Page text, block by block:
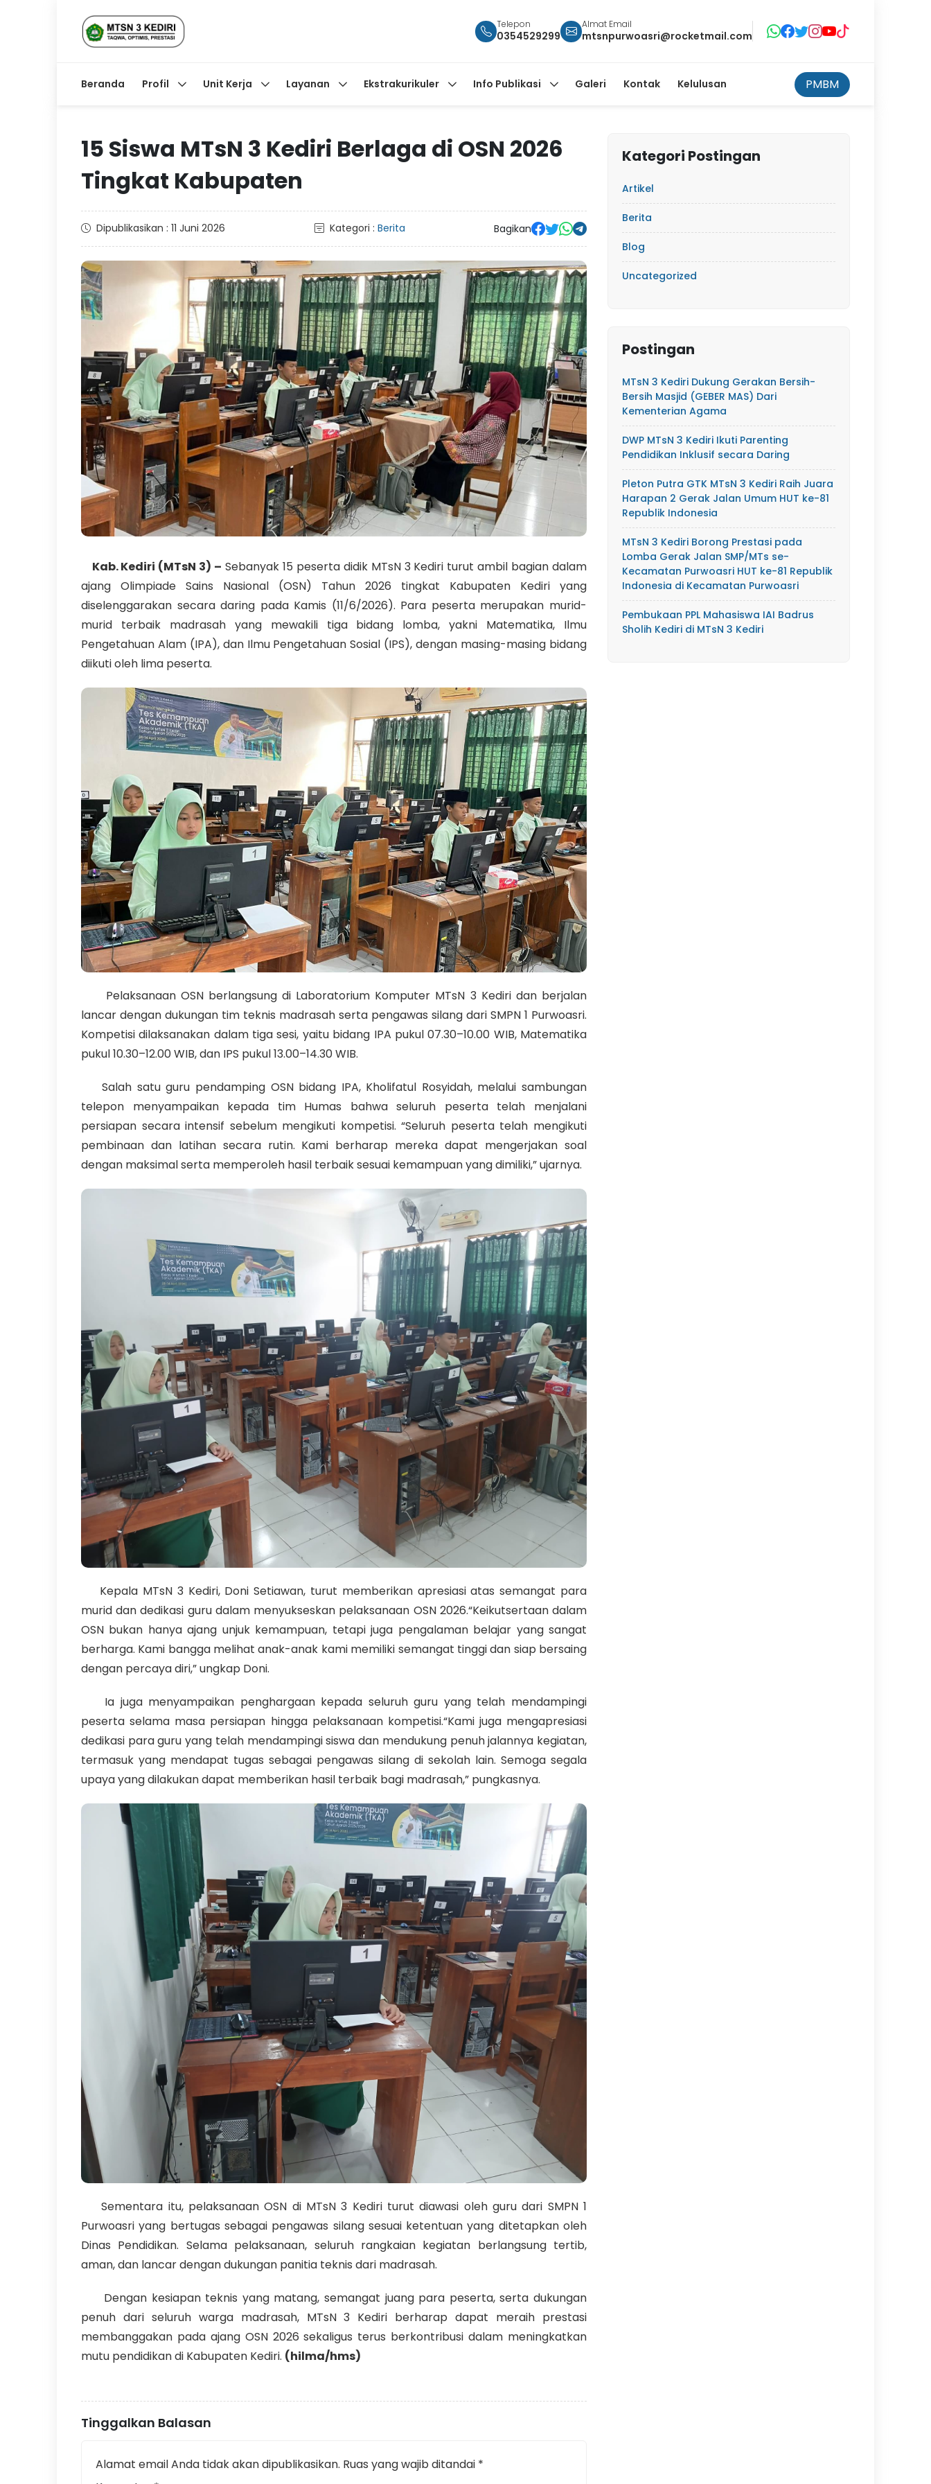
Telepon
0354529299
Almat Email
mtsnpurwoasri@rocketmail.com
Beranda Profil Unit Kerja Layanan Ekstrakurikuler Info Publikasi Galeri Kontak Kelulusan PMBM
15 Siswa MTsN 3 Kediri Berlaga di OSN 2026
Tingkat Kabupaten
Dipublikasikan : 11 Juni 2026 Kategori : Berita Bagikan
Kab. Kediri (MTsN 3) – Sebanyak 15 peserta didik MTsN 3 Kediri turut ambil bagian dalam
ajang Olimpiade Sains Nasional (OSN) Tahun 2026 tingkat Kabupaten Kediri yang
diselenggarakan secara daring pada Kamis (11/6/2026). Para peserta merupakan murid-
murid terbaik madrasah yang mewakili tiga bidang lomba, yakni Matematika, Ilmu
Pengetahuan Alam (IPA), dan Ilmu Pengetahuan Sosial (IPS), dengan masing-masing bidang
diikuti oleh lima peserta.
Pelaksanaan OSN berlangsung di Laboratorium Komputer MTsN 3 Kediri dan berjalan
lancar dengan dukungan tim teknis madrasah serta pengawas silang dari SMPN 1 Purwoasri.
Kompetisi dilaksanakan dalam tiga sesi, yaitu bidang IPA pukul 07.30–10.00 WIB, Matematika
pukul 10.30–12.00 WIB, dan IPS pukul 13.00–14.30 WIB.
Salah satu guru pendamping OSN bidang IPA, Kholifatul Rosyidah, melalui sambungan
telepon menyampaikan kepada tim Humas bahwa seluruh peserta telah menjalani
persiapan secara intensif sebelum mengikuti kompetisi. “Seluruh peserta telah mengikuti
pembinaan dan latihan secara rutin. Kami berharap mereka dapat mengerjakan soal
dengan maksimal serta memperoleh hasil terbaik sesuai kemampuan yang dimiliki,” ujarnya.
Kepala MTsN 3 Kediri, Doni Setiawan, turut memberikan apresiasi atas semangat para
murid dan dedikasi guru dalam menyukseskan pelaksanaan OSN 2026.“Keikutsertaan dalam
OSN bukan hanya ajang unjuk kemampuan, tetapi juga pengalaman belajar yang sangat
berharga. Kami bangga melihat anak-anak kami memiliki semangat tinggi dan siap bersaing
dengan percaya diri,” ungkap Doni.
Ia juga menyampaikan penghargaan kepada seluruh guru yang telah mendampingi
peserta selama masa persiapan hingga pelaksanaan kompetisi.“Kami juga mengapresiasi
dedikasi para guru yang telah mendampingi siswa dan mendukung penuh jalannya kegiatan,
termasuk yang mendapat tugas sebagai pengawas silang di sekolah lain. Semoga segala
upaya yang dilakukan dapat memberikan hasil terbaik bagi madrasah,” pungkasnya.
Sementara itu, pelaksanaan OSN di MTsN 3 Kediri turut diawasi oleh guru dari SMPN 1
Purwoasri yang bertugas sebagai pengawas silang sesuai ketentuan yang ditetapkan oleh
Dinas Pendidikan. Selama pelaksanaan, seluruh rangkaian kegiatan berlangsung tertib,
aman, dan lancar dengan dukungan panitia teknis dari madrasah.
Dengan kesiapan teknis yang matang, semangat juang para peserta, serta dukungan
penuh dari seluruh warga madrasah, MTsN 3 Kediri berharap dapat meraih prestasi
membanggakan pada ajang OSN 2026 sekaligus terus berkontribusi dalam meningkatkan
mutu pendidikan di Kabupaten Kediri. (hilma/hms)
Tinggalkan Balasan
Alamat email Anda tidak akan dipublikasikan. Ruas yang wajib ditandai *
Kategori Postingan
Artikel
Berita
Blog
Uncategorized
Postingan
MTsN 3 Kediri Dukung Gerakan Bersih-
Bersih Masjid (GEBER MAS) Dari
Kementerian Agama
DWP MTsN 3 Kediri Ikuti Parenting
Pendidikan Inklusif secara Daring
Pleton Putra GTK MTsN 3 Kediri Raih Juara
Harapan 2 Gerak Jalan Umum HUT ke-81
Republik Indonesia
MTsN 3 Kediri Borong Prestasi pada
Lomba Gerak Jalan SMP/MTs se-
Kecamatan Purwoasri HUT ke-81 Republik
Indonesia di Kecamatan Purwoasri
Pembukaan PPL Mahasiswa IAI Badrus
Sholih Kediri di MTsN 3 Kediri